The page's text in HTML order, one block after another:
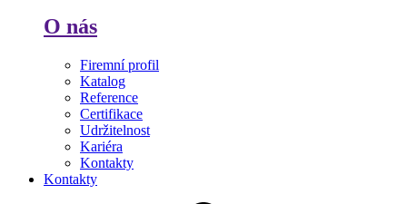
O nás
Firemní profil
Katalog
Reference
Certifikace
Udržitelnost
Kariéra
Kontakty
Kontakty